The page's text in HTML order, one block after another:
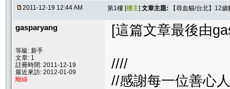
2011-12-19 12:44 AM 第1樓 [樓主] 文章主題: 【尋血貓/台北】12
gasparyang
等級: 新手
文章: 1
註冊時間: 2011-12-19
最近來訪: 2012-01-09
離線
[這篇文章最後由
////
//感謝每一位善心